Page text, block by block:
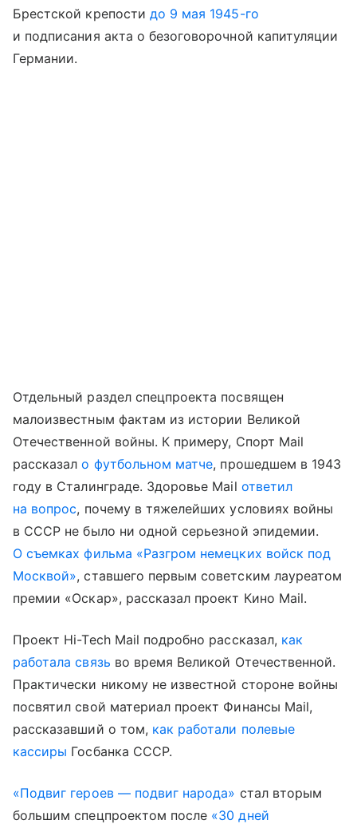
Брестской крепости до 9 мая 1945-го
и подписания акта о безоговорочной капитуляции
Германии.
Отдельный раздел спецпроекта посвящен
малоизвестным фактам из истории Великой
Отечественной войны. К примеру, Спорт Mail
рассказал о футбольном матче, прошедшем в 1943
году в Сталинграде. Здоровье Mail ответил
на вопрос, почему в тяжелейших условиях войны
в СССР не было ни одной серьезной эпидемии.
О съемках фильма «Разгром немецких войск под
Москвой», ставшего первым советским лауреатом
премии «Оскар», рассказал проект Кино Mail.
Проект Hi-Tech Mail подробно рассказал, как
работала связь во время Великой Отечественной.
Практически никому не известной стороне войны
посвятил свой материал проект Финансы Mail,
рассказавший о том, как работали полевые
кассиры Госбанка СССР.
«Подвиг героев — подвиг народа» стал вторым
большим спецпроектом после «30 дней